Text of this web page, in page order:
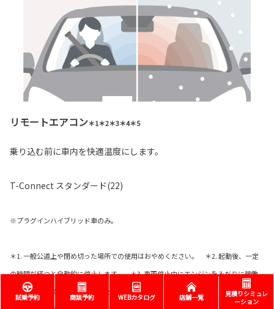
リモートエアコン＊1＊2＊3＊4＊5
乗り込む前に車内を快適温度にします。
T-Connect スタンダード(22)
※プラグインハイブリッド車のみ。
＊1. 一般公道上や閉め切った場所での使用はおやめください。 ＊2. 起動後、一定
の時間が経つと自動的に停止します。 ＊3. 車両停止中にエンジンをみだりに稼働
させた場合、条例により、罰則を受けることがありますのでご注意ください。（ご
試乗予約 商談予約 WEBカタログ 店舗一覧
見積りシミュレ
ーション